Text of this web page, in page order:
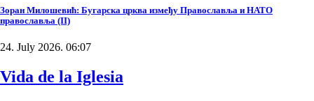
Зоран Милошевић: Бугарска црква између Православља и НАТО
православља (II)
24. July 2026. 06:07
Vida de la Iglesia